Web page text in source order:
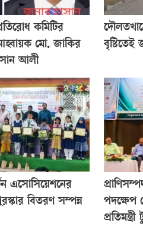
কমিটির
মো. জাকির
আলী
বৃষ্টিতেই
এসোসিয়েশনের
বিতরণ সম্পন্ন
পদক্ষেপ